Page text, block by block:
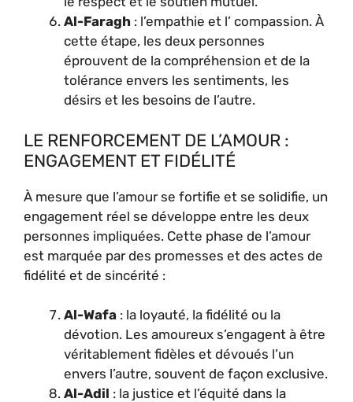
Al-Faragh : l’empathie et l’ compassion. À
cette étape, les deux personnes
éprouvent de la compréhension et de la
tolérance envers les sentiments, les
désirs et les besoins de l’autre.
LE RENFORCEMENT DE L’AMOUR :
ENGAGEMENT ET FIDÉLITÉ
À mesure que l’amour se fortifie et se solidifie, un
engagement réel se développe entre les deux
personnes impliquées. Cette phase de l’amour
est marquée par des promesses et des actes de
fidélité et de sincérité :
Al-Wafa : la loyauté, la fidélité ou la
dévotion. Les amoureux s’engagent à être
véritablement fidèles et dévoués l’un
envers l’autre, souvent de façon exclusive.
Al-Adil : la justice et l’équité dans la